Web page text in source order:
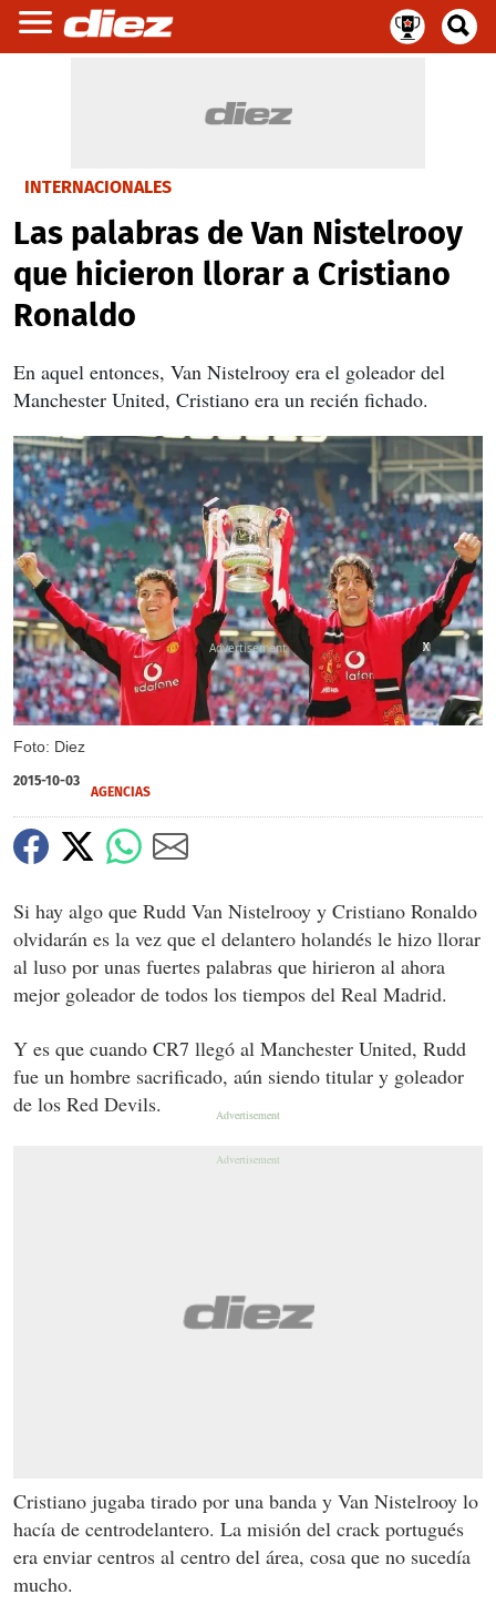
INTERNACIONALES
Las palabras de Van Nistelrooy
que hicieron llorar a Cristiano
Ronaldo
En aquel entonces, Van Nistelrooy era el goleador del
Manchester United, Cristiano era un recién fichado.
Foto: Diez
X
X
X
2015-10-03
AGENCIAS
Si hay algo que Rudd Van Nistelrooy y Cristiano Ronaldo
olvidarán es la vez que el delantero holandés le hizo llorar
al luso por unas fuertes palabras que hirieron al ahora
mejor goleador de todos los tiempos del Real Madrid.
Y es que cuando CR7 llegó al Manchester United, Rudd
fue un hombre sacrificado, aún siendo titular y goleador
de los Red Devils.
Cristiano jugaba tirado por una banda y Van Nistelrooy lo
hacía de centrodelantero. La misión del crack portugués
era enviar centros al centro del área, cosa que no sucedía
mucho.